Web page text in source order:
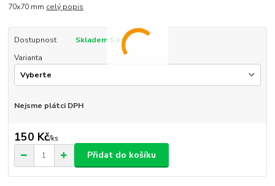
70x70 mm celý popis
Dostupnost
Skladem 5 ks
Varianta
Nejsme plátci DPH
150 Kč/ks
Přidat do košíku